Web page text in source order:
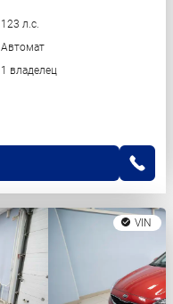
123 л.с.
Автомат
1 владелец
VIN